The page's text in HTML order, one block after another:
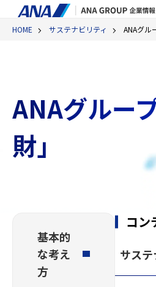
HOME サステナビリティ ANAグル
ANAグルー
財」
基本的
な考え
方
コン
サステ